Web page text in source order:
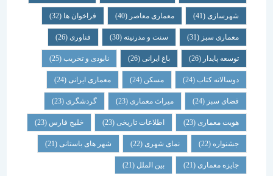
شهرسازی(41) معماری معاصر(40) فراخوان ها (32)
معماری سبز(31) سنت و مدرنیته(30) فناوری (26)
توسعه پایدار(26) باغ ایرانی(26) نابودی و تخریب(25)
دوسالانه کتاب(24) مسکن (24) معماری ایرانی(24)
فضای سبز(24) میراث معماری (23) گردشگری (23)
هویت معماری (23) اطلاعات تاریخی(23) خلیج فارس(23)
جشنواره(22) نمای شهری(22) شهر های باستانی (21)
جایزه معماری (21) بین الملل(21)